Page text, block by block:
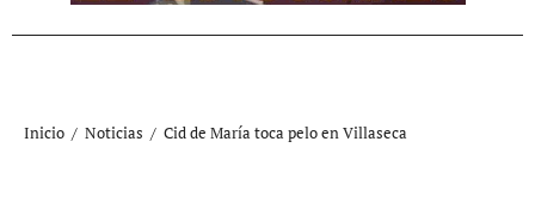
Inicio Noticias Cid de María toca pelo en Villaseca